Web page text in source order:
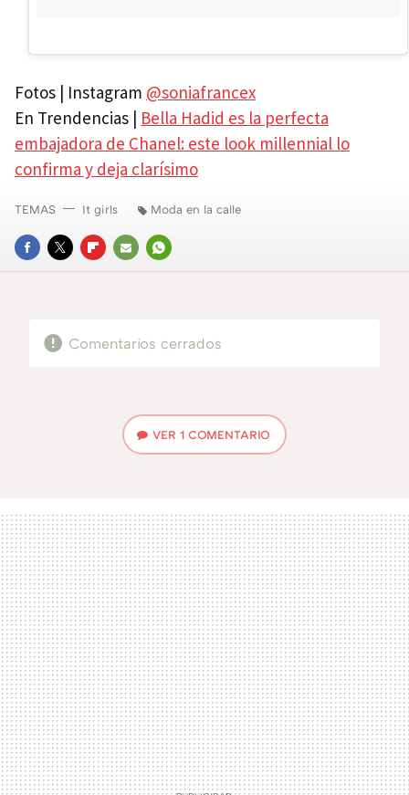
Fotos | Instagram @soniafrancex
En Trendencias | Bella Hadid es la perfecta
embajadora de Chanel: este look millennial lo
confirma y deja clarísimo
FACEBOOK
TWITTERFLIPBOARD
E-
WHATSAPP
TEMAS It girls Moda en la calle
Comentarios cerrados
VER1 COMENTARIO